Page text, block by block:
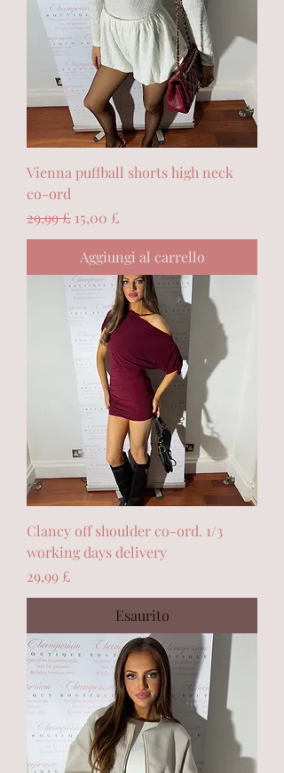
Vienna puffball shorts high neck
co-ord
Prezzo regolare
29,99 £ Prezzo scontato
15,00 £
Aggiungi al carrello
Clancy off shoulder co-ord. 1/3
working days delivery
Prezzo
29,99 £
Esaurito